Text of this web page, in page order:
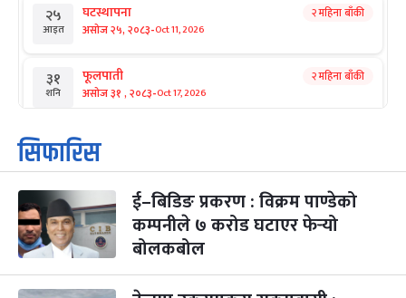
२५
आइत
घटस्थापना
असोज २५, २०८३-Oct 11, 2026
२ महिना बाँकी
३१
शनि
फूलपाती
असोज ३१ , २०८३-Oct 17, 2026
२ महिना बाँकी
१
आइत
कार्तिक सङ्क्रान्ति
कार्तिक १, २०८३
३
मंगल
महानवमी
कार्तिक ३, २०८३-Oct 20, 2026
२ महिना बाँकी
४
सिफारिस
ई–बिडिङ प्रकरण : विक्रम पाण्डेको
कम्पनीले ७ करोड घटाएर फेर्‍यो
बोलकबोल